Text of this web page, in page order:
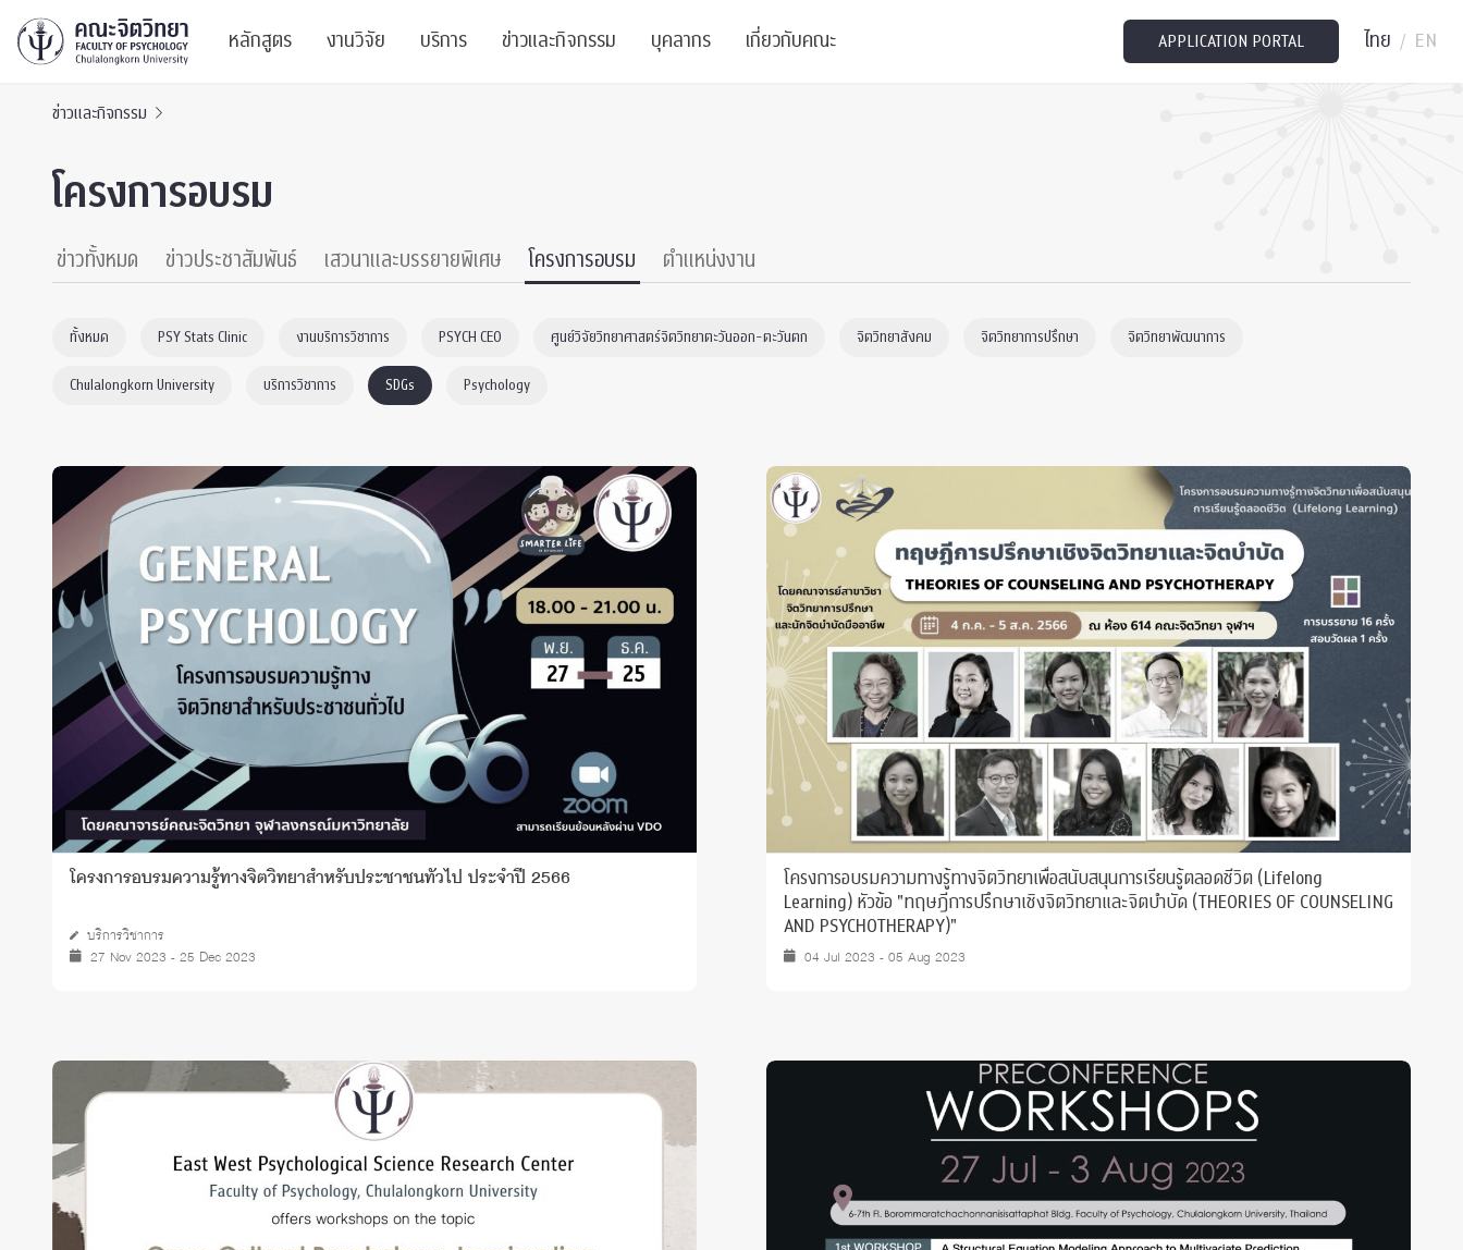
หลักสูตร
หลักสูตรปริญญาตรี
บัณฑิตศึกษา
หลักสูตรปริญญาโทและ
งานวิจัย
ผลงานตีพิมพ์
งานประชุมวิชาการระดับนานาชาติ
TICP 2023
SSBW Activities
ทุนและรางวัล
บริการ
PSY Stats Clinic
CU Radio
ข่าวและกิจกรรม
เสวนาและบรรยายพิเศษ
บุคลากร
นักวิจัยหลังปริญญาเอก
เกี่ยวกับคณะ
Intranet
APPLICATION PORTAL ไทย / EN
ข่าวและกิจกรรม
โครงการอบรม
ข่าวทั้งหมด ข่าวประชาสัมพันธ์ เสวนาและบรรยายพิเศษ โครงการอบรม ตำแหน่งงาน
ทั้งหมด PSY Stats Clinic งานบริการวิชาการ PSYCH CEO ศูนย์วิจัยวิทยาศาสตร์จิตวิทยาตะวันออก-ตะวันตก จิตวิทยาสังคม จิตวิทยาการปรึกษา จิตวิทยาพัฒนาการ
Chulalongkorn University บริการวิชาการ SDGs Psychology
โครงการอบรมความรู้ทางจิตวิทยาสำหรับประชาชนทั่วไป ประจำปี 2566
บริการวิชาการ
27 Nov 2023 - 25 Dec 2023
โครงการอบรมความทางรู้ทางจิตวิทยาเพื่อสนับสนุนการเรียนรู้ตลอดชีวิต (Lifelong
Learning) หัวข้อ "ทฤษฎีการปรึกษาเชิงจิตวิทยาและจิตบำบัด (THEORIES OF COUNSELING
AND PSYCHOTHERAPY)"
04 Jul 2023 - 05 Aug 2023